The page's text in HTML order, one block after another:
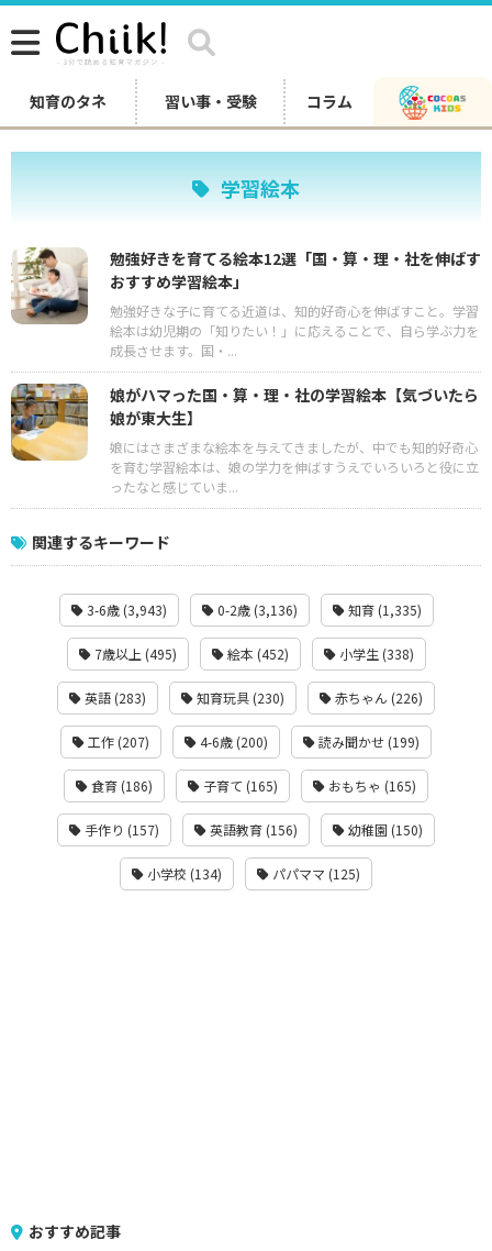
知育のタネ 習い事・受験 コラム
学習絵本
勉強好きを育てる絵本12選「国・算・理・社を伸ばす
おすすめ学習絵本」
勉強好きな子に育てる近道は、知的好奇心を伸ばすこと。学習
絵本は幼児期の「知りたい！」に応えることで、自ら学ぶ力を
成長させます。国・...
娘がハマった国・算・理・社の学習絵本【気づいたら
娘が東大生】
娘にはさまざまな絵本を与えてきましたが、中でも知的好奇心
を育む学習絵本は、娘の学力を伸ばすうえでいろいろと役に立
ったなと感じていま...
関連するキーワード
3-6歳 (3,943) 0-2歳 (3,136) 知育 (1,335)
7歳以上 (495) 絵本 (452) 小学生 (338)
英語 (283) 知育玩具 (230) 赤ちゃん (226)
工作 (207) 4-6歳 (200) 読み聞かせ (199)
食育 (186) 子育て (165) おもちゃ (165)
手作り (157) 英語教育 (156) 幼稚園 (150)
小学校 (134) パパママ (125)
おすすめ記事